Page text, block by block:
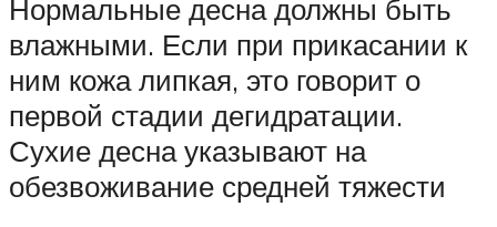
Нормальные десна должны быть
влажными. Если при прикасании к
ним кожа липкая, это говорит о
первой стадии дегидратации.
Сухие десна указывают на
обезвоживание средней тяжести